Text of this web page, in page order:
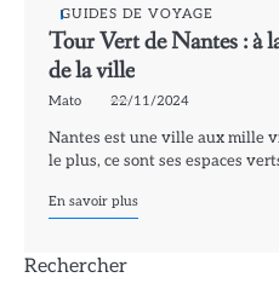
GUIDES DE VOYAGE
Tour Vert de Nantes : à
de la ville
Mato 22/11/2024
Nantes est une ville aux mille
le plus, ce sont ses espaces
En savoir plus
Rechercher